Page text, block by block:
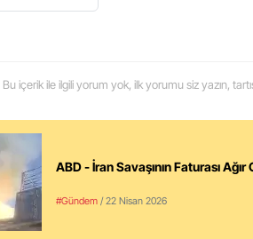
içerik ile ilgili yorum yok, ilk yorumu siz yazın,
ABD - İran Savaşının Faturası Ağır
#Gündem / 22 Nisan 2026